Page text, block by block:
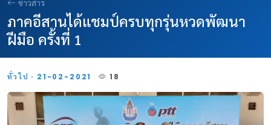
ข่าวสาร
ภาคอีสานได้แชมป์ครบทุกรุ่นหวดพัฒนา
ฝีมือ ครั้งที่ 1
ทั่วไป · 21-02-2021 18